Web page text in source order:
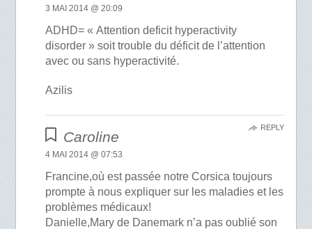
3 MAI 2014 @ 20:09
ADHD= « Attention deficit hyperactivity
disorder » soit trouble du déficit de l’attention
avec ou sans hyperactivité.
Azilis
Caroline
4 MAI 2014 @ 07:53
Francine,où est passée notre Corsica toujours
prompte à nous expliquer sur les maladies et les
problèmes médicaux!
Danielle,Mary de Danemark n’a pas oublié son
REPLY